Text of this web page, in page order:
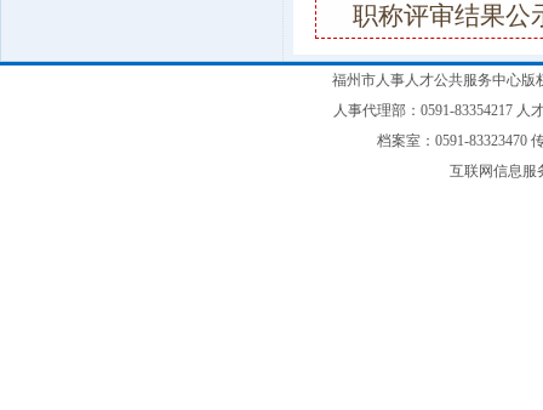
职称评审结果公
福州市人事人才公共服务中心版
人事代理部：0591-83354217 人
档案室：0591-83323470
互联网信息服